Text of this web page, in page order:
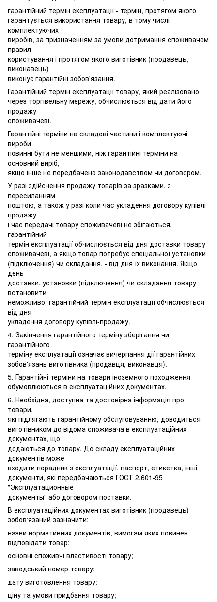
гарантійний термін експлуатації - термін, протягом якого
гарантується використання товару, в тому числі
комплектуючих
виробів, за призначенням за умови дотримання споживачем
правил
користування і протягом якого виготівник (продавець,
виконавець)
виконує гарантійні зобов'язання.
Гарантійний термін експлуатації товару, який реалізовано
через торгівельну мережу, обчислюється від дати його
продажу
споживачеві.
Гарантійні терміни на складові частини і комплектуючі
вироби
повинні бути не меншими, ніж гарантійні терміни на
основний виріб,
якщо інше не передбачено законодавством чи договором.
У разі здійснення продажу товарів за зразками, з
пересиланням
поштою, а також у разі коли час укладення договору купівлі-
продажу
і час передачі товару споживачеві не збігаються,
гарантійний
термін експлуатації обчислюється від дня доставки товару
споживачеві, а якщо товар потребує спеціальної установки
(підключення) чи складання, - від дня їх виконання. Якщо
день
доставки, установки (підключення) чи складання товару
встановити
неможливо, гарантійний термін експлуатації обчислюється
від дня
укладення договору купівлі-продажу.
4. Закінчення гарантійного терміну зберігання чи
гарантійного
терміну експлуатації означає вичерпання дії гарантійних
зобов'язань виготівника (продавця, виконавця).
5. Гарантійні терміни на товари іноземного походження
обумовлюються в експлуатаційних документах.
6. Необхідна, доступна та достовірна інформація про
товари,
які підлягають гарантійному обслуговуванню, доводиться
виготівником до відома споживача в експлуатаційних
документах, що
додаються до товару. До складу експлуатаційних
документів може
входити порадник з експлуатації, паспорт, етикетка, інші
документи, які передбачаються ГОСТ 2.601-95
"Эксплуатационные
документы" або договором поставки.
В експлуатаційних документах виготівник (продавець)
зобов'язаний зазначити:
назви нормативних документів, вимогам яких повинен
відповідати товар;
основні споживчі властивості товару;
заводський номер товару;
дату виготовлення товару;
ціну та умови придбання товару;